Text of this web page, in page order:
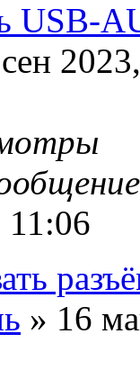
USB-
11:06
» 16